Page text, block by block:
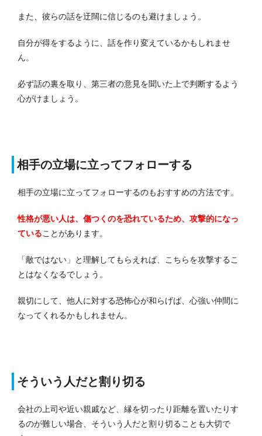
また、彼らの話を迂闊に信じるのも避けましょう。
自分が得をするように、話を作り変えているかもしれませ
ん。
必ず話の裏を取り、第三者の意見を聞いた上で判断するよう
心がけましょう。
相手の立場に立ってフォローする
相手の立場に立ってフォローするのもおすすめの方法です。
性格が悪い人は、傷つくのを恐れているため、攻撃的になっ
ていることがあります。
「敵ではない」と理解してもらえれば、こちらを攻撃するこ
とはなくなるでしょう。
親切にして、他人に対する恐怖心が和らげば、心強い仲間に
なってくれるかもしれません。
そういう人だと割り切る
会社の上司や近い親戚など、縁を切ったり距離を置いたりす
るのが難しい場合、そういう人だと割り切ることも大切で